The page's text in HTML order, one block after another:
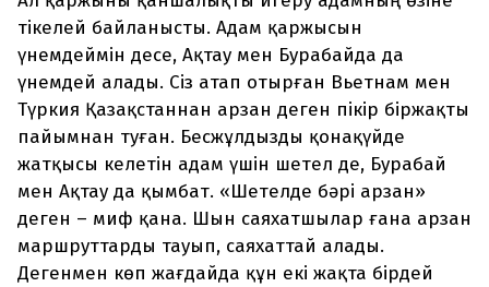
тікелей байланысты. Адам қаржысын
үнемдеймін десе, Ақтау мен Бурабайда да
үнемдей алады. Сіз атап отырған Вьетнам мен
Түркия Қазақстаннан арзан деген пікір біржақты
пайымнан туған. Бесжұлдызды қонақүйде
жатқысы келетін адам үшін шетел де, Бурабай
мен Ақтау да қымбат. «Шетелде бәрі арзан»
деген – миф қана. Шын саяхатшылар ғана арзан
маршруттарды тауып, саяхаттай алады.
Дегенмен көп жағдайда құн екі жақта бірдей